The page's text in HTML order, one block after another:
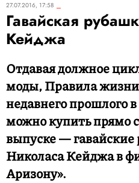
27.07.2016, 17:58
Гавайская
Кейджа
Отдавая должное
моды, Правила жизни
недавнего прошлого
можно купить прямо
выпуске —
Николаса Кейджа в
Аризону».